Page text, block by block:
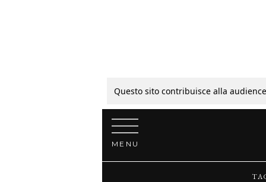
Questo sito contribuisce alla
Vai al contenuto
MENU